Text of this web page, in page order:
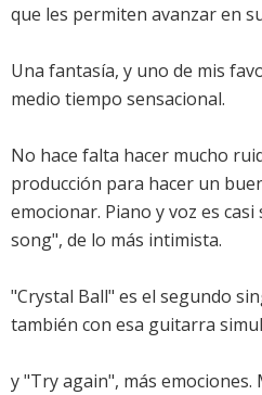
que les permiten avanzar en
Una fantasía, y uno de mis
medio tiempo sensacional.
No hace falta hacer mucho
producción para hacer un
emocionar. Piano y voz es
song", de lo más intimista.
"Crystal Ball" es el segundo
también con esa guitarra
y "Try again", más emociones.